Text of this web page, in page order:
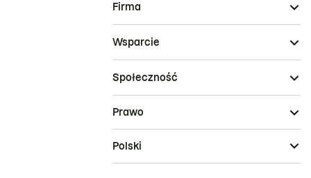
Firma
Wsparcie
Społeczność
Prawo
Polski